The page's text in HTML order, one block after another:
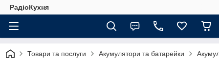
РадіоКухня
Товари та послуги Акумулятори та батарейки